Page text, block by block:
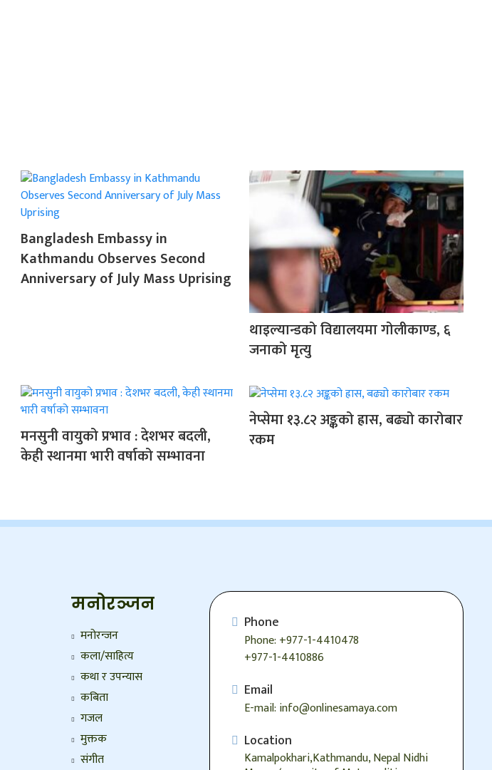
Bangladesh Embassy in
Kathmandu Observes Second
Anniversary of July Mass Uprising
थाइल्यान्डको विद्यालयमा गोलीकाण्ड, ६
जनाको मृत्यु
मनसुनी वायुको प्रभाव : देशभर बदली,
केही स्थानमा भारी वर्षाको सम्भावना
नेप्सेमा १३.८२ अङ्कको ह्रास, बढ्यो कारोबार
रकम
मनोरञ्जन
मनोरन्जन
कला/साहित्य
कथा र उपन्यास
कबिता
गजल
मुक्तक
संगीत
Phone
Phone: +977-1-4410478
+977-1-4410886
Email
E-mail: info@onlinesamaya.com
Location
Kamalpokhari,Kathmandu, Nepal Nidhi